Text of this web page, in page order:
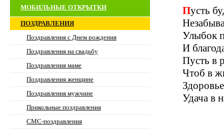
Пусть
Улыбок
И
Пусть в
Чтоб в
Удача в
МОБИЛЬНЫЕ ОТКРЫТКИ
ПОЗДРАВЛЕНИЯ
Поздравления с Днем рождения
Поздравления на свадьбу
Поздравления маме
Поздравления женщине
Поздравления мужчине
Прикольные поздравления
СМС-поздравления